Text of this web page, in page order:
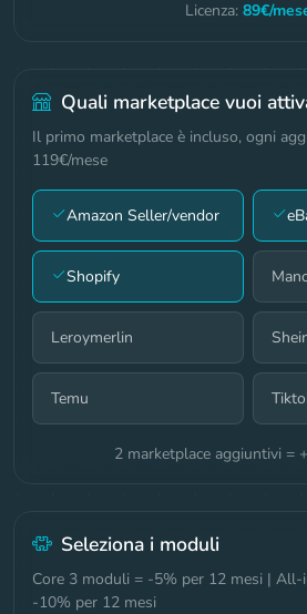
Licenza: 89€/
Quali marketplace vuoi
Il primo marketplace è incluso, ogni
119€/mese
Amazon Seller/vendor
Shopify
Leroymerlin
Temu
2marketplace aggiuntivi = +
Seleziona i moduli
Core 3 moduli = -5% per 12 mesi | All-
-10% per 12 mesi